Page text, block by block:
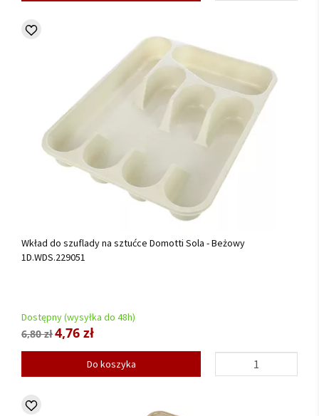
Wkład do szuflady na sztućce Domotti Sola - Beżowy
1D.WDS.229051
Dostępny (wysyłka do 48h)
6,80 zł4,76 zł
Do koszyka